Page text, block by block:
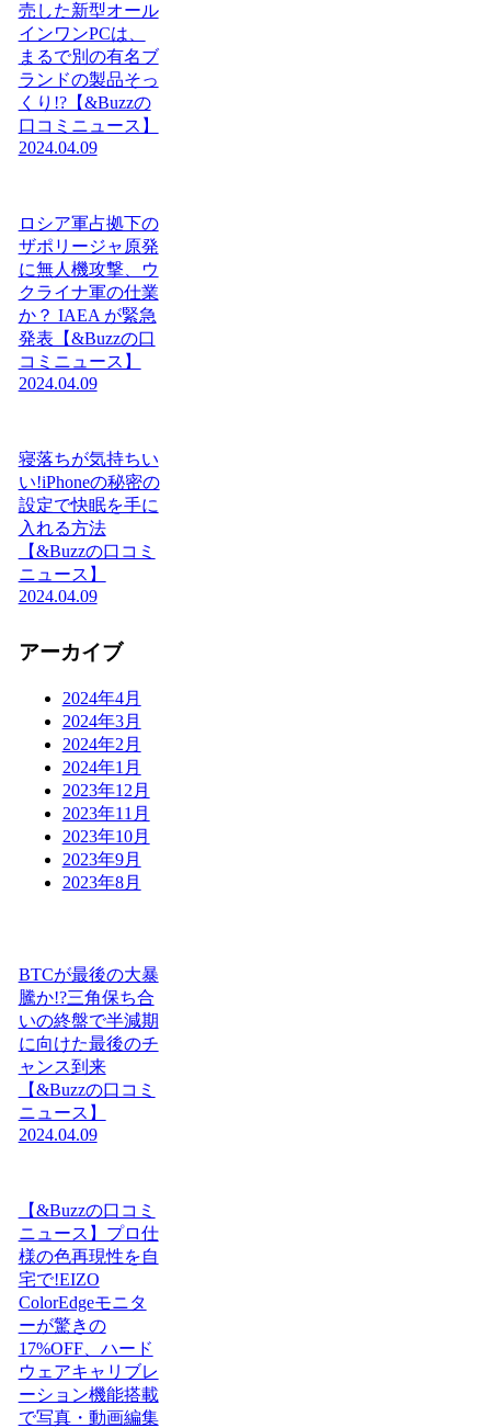
売した新型オール
インワンPCは、
まるで別の有名ブ
ランドの製品そっ
くり!?【&Buzzの
口コミニュース】
2024.04.09
ロシア軍占拠下の
ザポリージャ原発
に無人機攻撃、ウ
クライナ軍の仕業
か？ IAEA が緊急
発表【&Buzzの口
コミニュース】
2024.04.09
寝落ちが気持ちい
い!iPhoneの秘密の
設定で快眠を手に
入れる方法
【&Buzzの口コミ
ニュース】
2024.04.09
アーカイブ
2024年4月
2024年3月
2024年2月
2024年1月
2023年12月
2023年11月
2023年10月
2023年9月
2023年8月
BTCが最後の大暴
騰か!?三角保ち合
いの終盤で半減期
に向けた最後のチ
ャンス到来
【&Buzzの口コミ
ニュース】
2024.04.09
【&Buzzの口コミ
ニュース】プロ仕
様の色再現性を自
宅で!EIZO
ColorEdgeモニタ
ーが驚きの
17%OFF、ハード
ウェアキャリブレ
ーション機能搭載
で写真・動画編集